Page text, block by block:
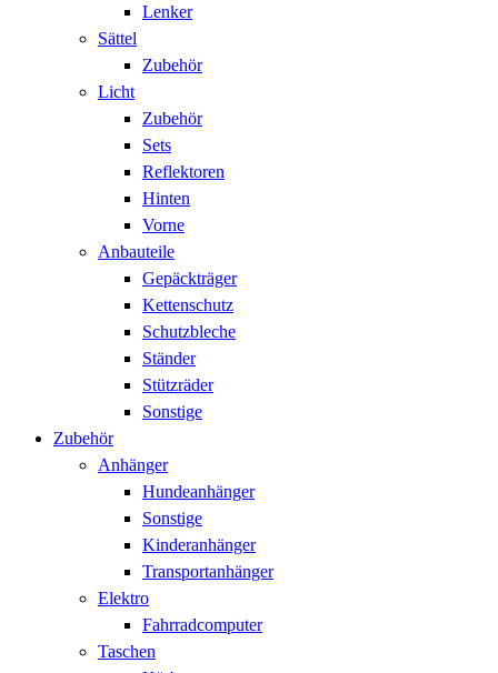
Lenker
Sättel
Zubehör
Licht
Zubehör
Sets
Reflektoren
Hinten
Vorne
Anbauteile
Gepäckträger
Kettenschutz
Schutzbleche
Ständer
Stützräder
Sonstige
Zubehör
Anhänger
Hundeanhänger
Sonstige
Kinderanhänger
Transportanhänger
Elektro
Fahrradcomputer
Taschen